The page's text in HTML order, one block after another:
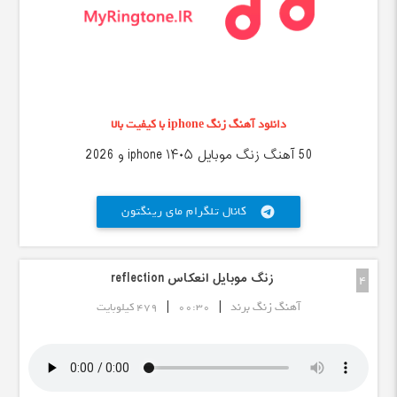
دانلود آهنگ زنگ iphone با کیفیت بالا
50 آهنگ زنگ موبایل iphone ۱۴۰۵ و 2026
کانال تلگرام مای رینگتون telegram
4 زنگ موبایل انعکاس reflection
آهنگ زنگ برند |
00:30
| 479 کیلوبایت